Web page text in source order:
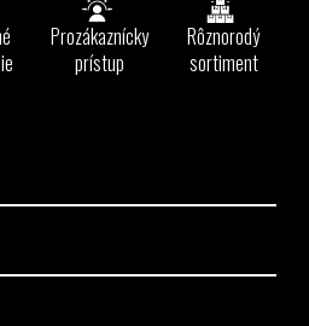
p
Prozákaznícky
prístup
Rôznorodý
sortiment